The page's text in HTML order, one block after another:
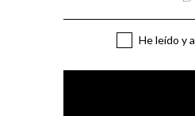
He leído y